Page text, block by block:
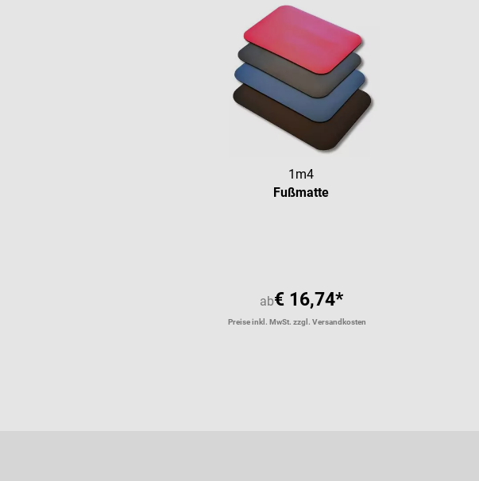
1m4
Fußmatte
ab€ 16,74*
Preise inkl. MwSt. zzgl. Versandkosten